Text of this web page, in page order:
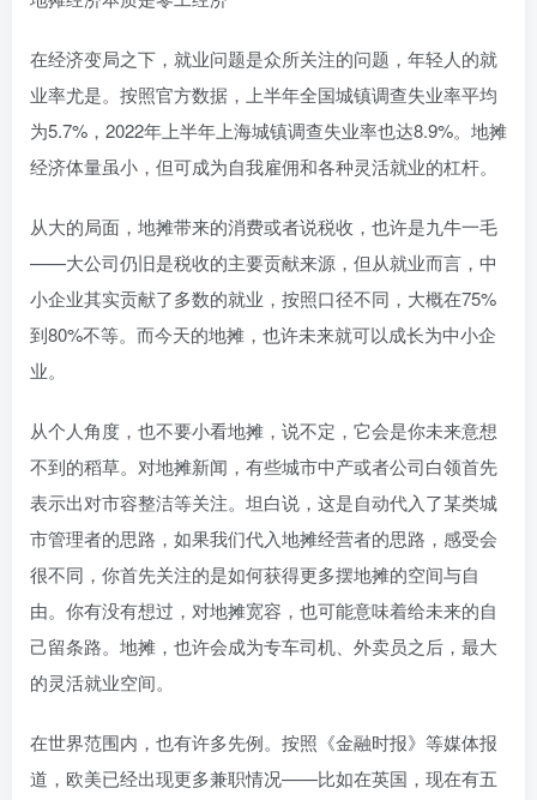
在经济变局之下，就业问题是众所关注的问题，年轻人的就
业率尤是。按照官方数据，上半年全国城镇调查失业率平均
为5.7%，2022年上半年上海城镇调查失业率也达8.9%。地摊
经济体量虽小，但可成为自我雇佣和各种灵活就业的杠杆。
从大的局面，地摊带来的消费或者说税收，也许是九牛一毛
——大公司仍旧是税收的主要贡献来源，但从就业而言，中
小企业其实贡献了多数的就业，按照口径不同，大概在75%
到80%不等。而今天的地摊，也许未来就可以成长为中小企
业。
从个人角度，也不要小看地摊，说不定，它会是你未来意想
不到的稻草。对地摊新闻，有些城市中产或者公司白领首先
表示出对市容整洁等关注。坦白说，这是自动代入了某类城
市管理者的思路，如果我们代入地摊经营者的思路，感受会
很不同，你首先关注的是如何获得更多摆地摊的空间与自
由。你有没有想过，对地摊宽容，也可能意味着给未来的自
己留条路。地摊，也许会成为专车司机、外卖员之后，最大
的灵活就业空间。
在世界范围内，也有许多先例。按照《金融时报》等媒体报
道，欧美已经出现更多兼职情况——比如在英国，现在有五